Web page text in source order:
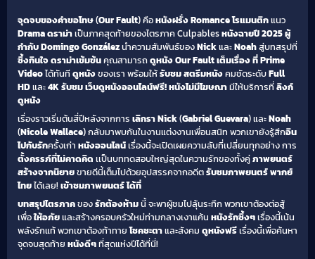
จุดจบของคำขอโทษ(Our Fault) คือหนังฝรั่ง Romance โรแมนติกแนว
Drama ดราม่าเป็นภาคสุดท้ายของไตรภาค Culpablesหนังฉายปี 2025ผู้
กำกับ Domingo Gonzálezนำความสัมพันธ์ของNickและNoahสู่บทสรุปที่
ซึ้งกินใจดราม่าเข้มข้นคุณสามารถดูหนัง Our Fault เต็มเรื่อง ที่ Prime
Videoได้ทันทีดูหนังของเรา พร้อมให้รับชม สตรีมหนังคมชัดระดับFull
HDและ4Kรับชม เว็บดูหนังออนไลน์ฟรี!หนังไม่มีโฆษณามีให้บริการที่ลิงก์
ดูหนัง
เรื่องราวเริ่มต้นสี่ปีหลังจากการ เลิกราNick(Gabriel Guevara) และNoah
(Nicole Wallace) กลับมาพบกันในงานแต่งงานเพื่อนสนิท พวกเขายังรู้สึกอิน
ไปกับรักครั้งเก่า หนังออนไลน์เรื่องนี้จะเปิดเผยความลับที่เปลี่ยนทุกอย่าง การ
ตั้งครรภ์ที่ไม่คาดคิด เเป็นบททดสอบใหญ่สุดในความรักของทั้งคู่ภาพยนตร์
สร้างจากนิยายขายดีนี้เต็มไปด้วยอุปสรรคจากอดีตรับชมภาพยนตร์ พากย์
ไทยได้เลย! เข้าชมภาพยนตร์ ได้ที่
บทสรุปไตรภาคของรักต้องห้ามนี้ จะพาผู้ชมไปลุ้นระทึก พวกเขาต้องต่อสู้
เพื่อให้อภัยและสร้างครอบครัวใหม่ท่ามกลางเงาแค้น หนังรักซึ้งๆเรื่องนี้เน้น
พลังรักแท้ พวกเขาต้องท้าทายโชคชะตาและสังคม ดูหนังฟรีเรื่องนี้เพื่อค้นหา
จุดจบสุดท้าย หนังดีๆที่สุดแห่งปีได้ที่นี่!